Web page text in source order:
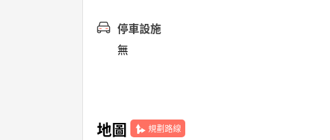
停車設施
無
地圖 規劃路線